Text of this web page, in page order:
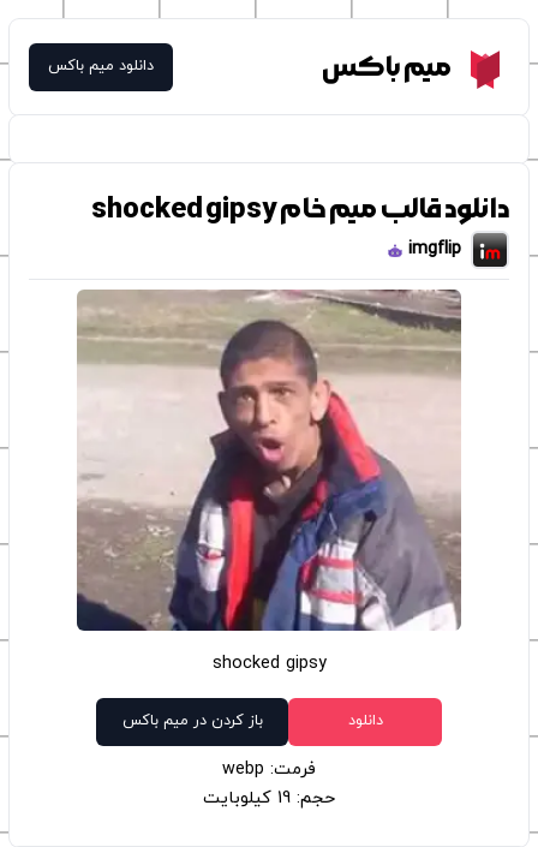
Meme Boxمیم باکس دانلود میم باکس
دانلود قالب میم خام shocked gipsy
imgflip
shocked gipsy
دانلود باز کردن در میم باکس
فرمت: webp
حجم: 19 کیلوبایت